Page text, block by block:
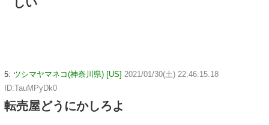
5: ツシマヤマネコ(神奈川県) [US] 2021/01/30(土) 22:46:15.18
ID:TauMPyDk0
転売屋どうにかしろよ